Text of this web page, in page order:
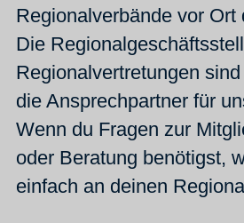
Regionalverbände vor Ort
Die
Regionalvertretungen
die Ansprechpartner für
Wenn du Fragen zur
oder Beratung benötigst,
einfach an deinen